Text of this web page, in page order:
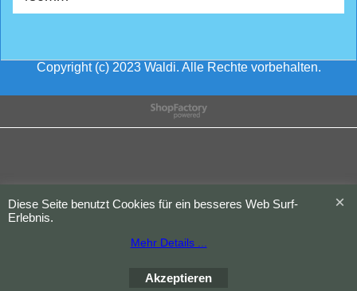
Copyright (c) 2023 Waldi. Alle Rechte vorbehalten.
WebShop erstellt mit
ShopFactory Shop
Diese Seite benutzt Cookies für ein besseres Web Surf-
Erlebnis.
Mehr Details ...
Akzeptieren